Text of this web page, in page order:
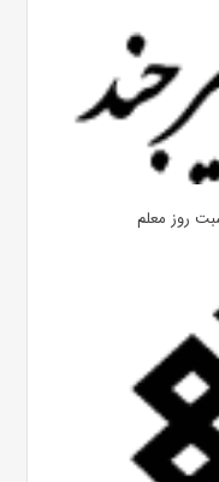
روز معلم